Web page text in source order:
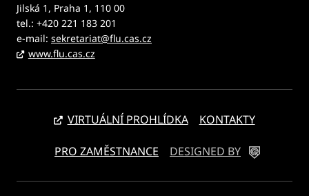
Jilská 1, Praha 1, 110 00
tel.: +420 221 183 201
e-mail: sekretariat@flu.cas.cz
www.flu.cas.cz
VIRTUÁLNÍ PROHLÍDKA KONTAKTY
PRO ZAMĚSTNANCE DESIGNED BY